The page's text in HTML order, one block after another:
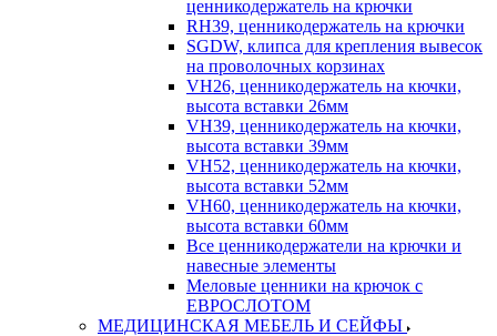
ценникодержатель на крючки
RH39, ценникодержатель на крючки
SGDW, клипса для крепления вывесок
на проволочных корзинах
VH26, ценникодержатель на кючки,
высота вставки 26мм
VH39, ценникодержатель на кючки,
высота вставки 39мм
VH52, ценникодержатель на кючки,
высота вставки 52мм
VH60, ценникодержатель на кючки,
высота вставки 60мм
Все ценникодержатели на крючки и
навесные элементы
Меловые ценники на крючок с
ЕВРОСЛОТОМ
МЕДИЦИНСКАЯ МЕБЕЛЬ И СЕЙФЫ